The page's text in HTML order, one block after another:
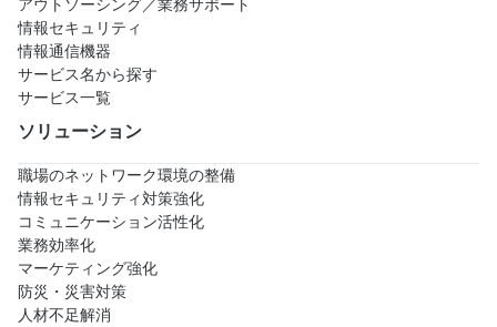
アウトソーシング／業務サポート
情報セキュリティ
情報通信機器
サービス名から探す
サービス一覧
ソリューション
職場のネットワーク環境の整備
情報セキュリティ対策強化
コミュニケーション活性化
業務効率化
マーケティング強化
防災・災害対策
人材不足解消